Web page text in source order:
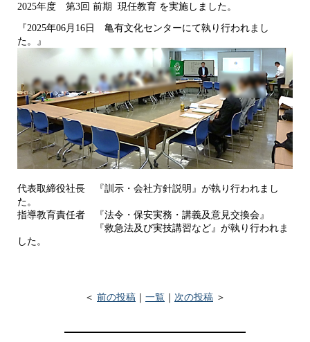
2025年度 第3回 前期 現任教育 を実施しました。
『2025年06月16日 亀有文化センターにて執り行われまし
た。』
代表取締役社長 『訓示・会社方針説明』が執り行われまし
た。
指導教育責任者 『法令・保安実務・講義及意見交換会』
『救急法及び実技講習など』が執り行われま
した。
＜ 前の投稿 ｜ 一覧 ｜ 次の投稿 ＞